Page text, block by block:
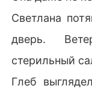
Светлана
дверь.
стерильный
Глеб